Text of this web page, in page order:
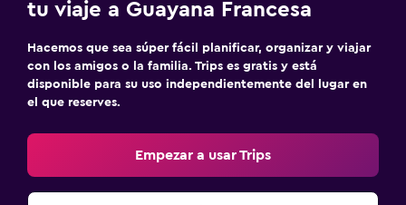
tu viaje a Guayana Francesa
Hacemos que sea súper fácil planificar, organizar y viajar
con los amigos o la familia. Trips es gratis y está
disponible para su uso independientemente del lugar en
el que reserves.
Empezar a usar Trips